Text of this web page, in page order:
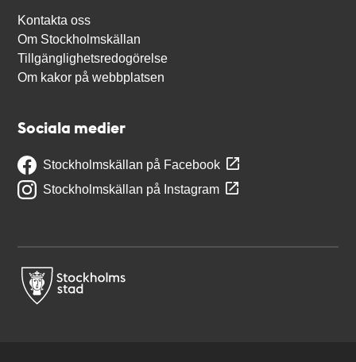
Kontakta oss
Om Stockholmskällan
Tillgänglighetsredogörelse
Om kakor på webbplatsen
Sociala medier
Stockholmskällan på Facebook
Stockholmskällan på Instagram